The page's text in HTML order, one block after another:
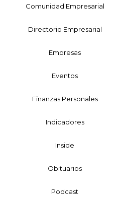
Comunidad Empresarial
Directorio Empresarial
Empresas
Eventos
Finanzas Personales
Indicadores
Inside
Obituarios
Podcast